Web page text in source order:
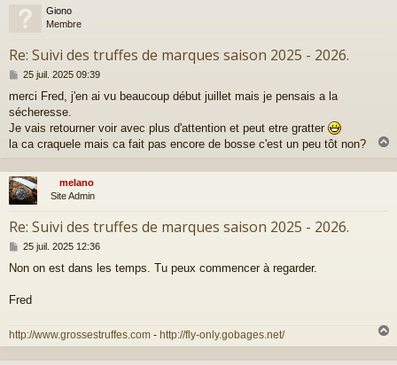
Giono
Membre
Re: Suivi des truffes de marques saison 2025 - 2026.
M
s
s
a
g
25 juil. 2025 09:39
merci Fred, j'en ai vu beaucoup début juillet mais je pensais a la
sécheresse.
Je vais retourner voir avec plus d'attention et peut etre gratter
la ca craquele mais ca fait pas encore de bosse c'est un peu tôt non?
u
melano
Site Admin
Re: Suivi des truffes de marques saison 2025 - 2026.
M
s
a
25 juil. 2025 12:36
Non on est dans les temps. Tu peux commencer à regarder.
Fred
http://www.grossestruffes.com - http://fly-only.gobages.net/
a